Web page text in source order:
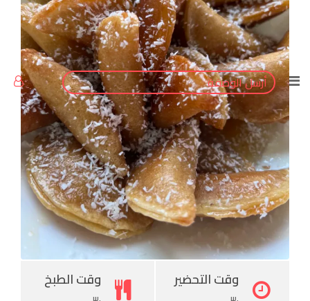
أرسل الوصفة
Whatsapp
StumbleUpon
Tumblr
Pinterest
وقت التحضير وقت الطبخ